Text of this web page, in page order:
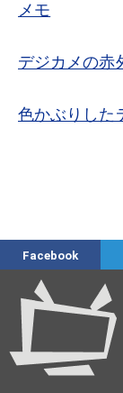
メモ
デジカメの赤
色かぶりした
Facebook